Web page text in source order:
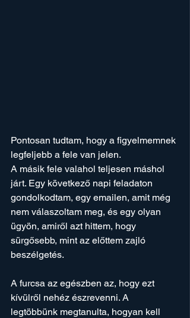
Pontosan tudtam, hogy a figyelmemnek
legfeljebb a fele van jelen.
A másik fele valahol teljesen máshol
járt. Egy következő napi feladaton
gondolkodtam, egy emailen, amit még
nem válaszoltam meg, és egy olyan
ügyön, amiről azt hittem, hogy
sürgősebb, mint az előttem zajló
beszélgetés.
A furcsa az egészben az, hogy ezt
kívülről nehéz észrevenni. A
legtöbbünk megtanulta, hogyan kell